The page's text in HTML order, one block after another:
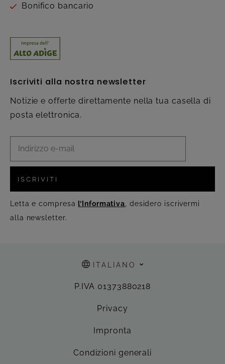
Bonifico bancario
Iscriviti alla nostra newsletter
Notizie e offerte direttamente nella tua casella di
posta elettronica.
ISCRIVITI
Letta e compresa l’Informativa , desidero iscrivermi
alla newsletter.
ITALIANO
P.IVA 01373880218
Privacy
Impronta
Condizioni generali